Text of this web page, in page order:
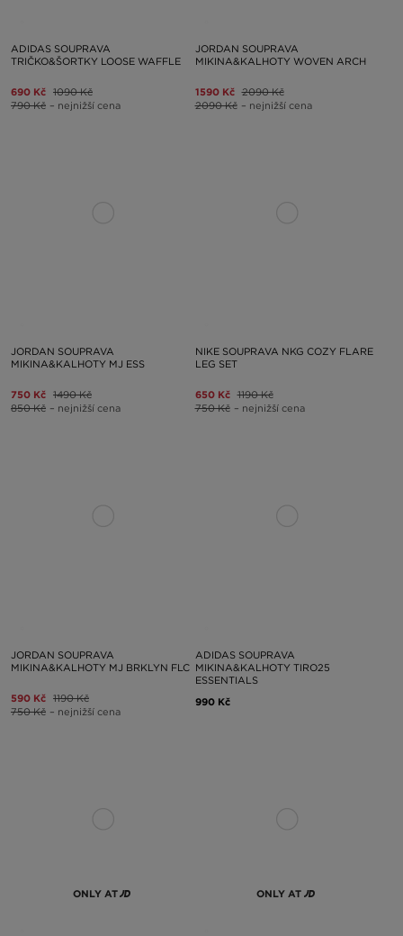
ADIDAS SOUPRAVA
TRIČKO&ŠORTKY LOOSE WAFFLE
690 Kč 1090 Kč
790 Kč – nejnižší cena
JORDAN SOUPRAVA
MIKINA&KALHOTY WOVEN ARCH
1590 Kč 2090 Kč
2090 Kč – nejnižší cena
JORDAN SOUPRAVA
MIKINA&KALHOTY MJ ESS
750 Kč 1490 Kč
850 Kč – nejnižší cena
NIKE SOUPRAVA NKG COZY FLARE
LEG SET
650 Kč 1190 Kč
750 Kč – nejnižší cena
JORDAN SOUPRAVA
MIKINA&KALHOTY MJ BRKLYN FLC
590 Kč 1190 Kč
750 Kč – nejnižší cena
ADIDAS SOUPRAVA
MIKINA&KALHOTY TIRO25
ESSENTIALS
990 Kč
ONLY AT ONLY AT